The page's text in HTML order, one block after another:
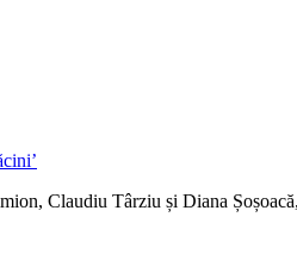
Claudiu Târziu și Diana